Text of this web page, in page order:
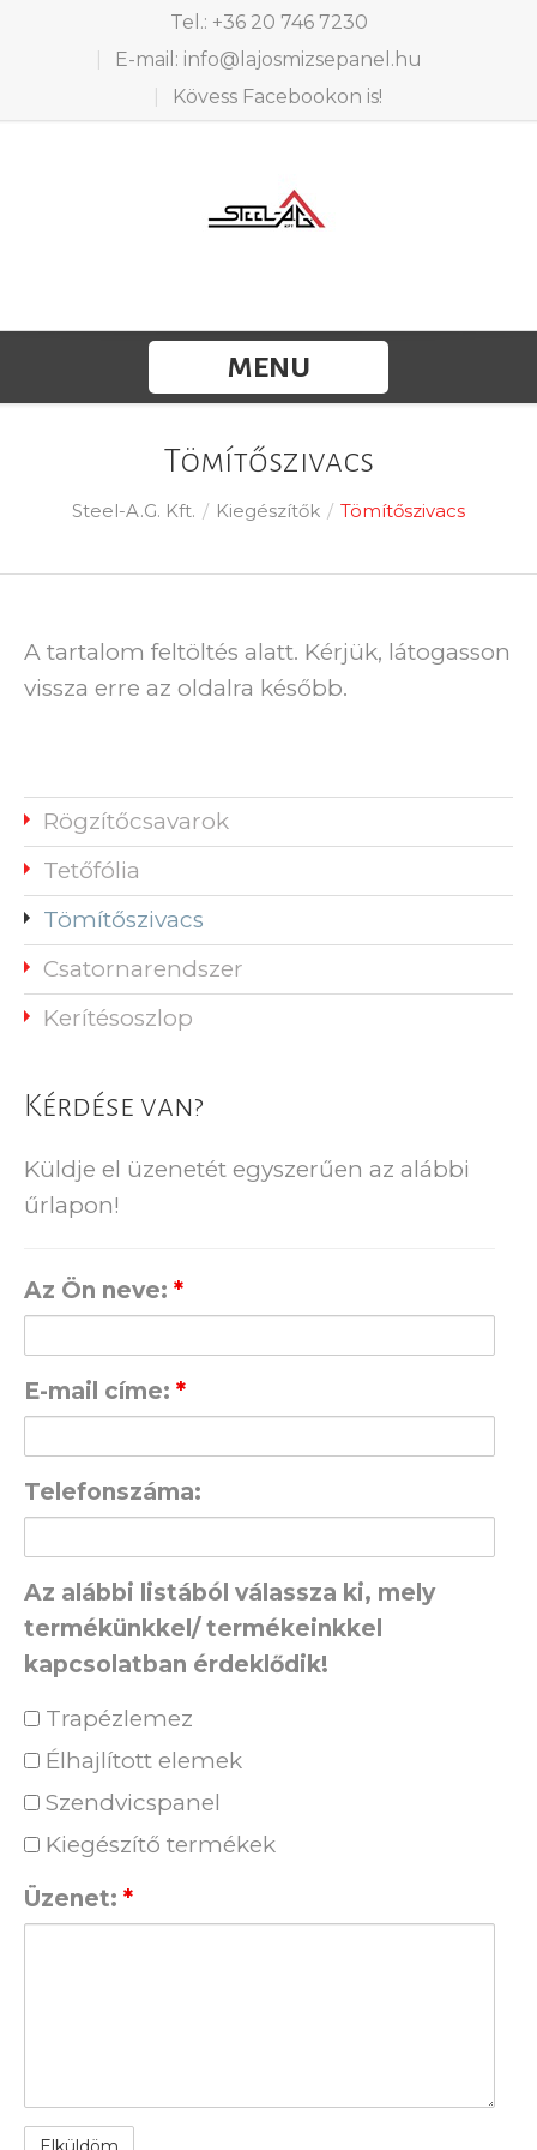
Tel.: +36 20 746 7230
E-mail: info@lajosmizsepanel.hu
Kövess Facebookon is!
MENU
Tömítőszivacs
Steel-A.G. Kft. / Kiegészítők / Tömítőszivacs
A tartalom feltöltés alatt. Kérjük, látogasson
vissza erre az oldalra később.
Rögzítőcsavarok
Tetőfólia
Tömítőszivacs
Csatornarendszer
Kerítésoszlop
Kérdése van?
Küldje el üzenetét egyszerűen az alábbi
űrlapon!
Az Ön neve: *
E-mail címe: *
Telefonszáma:
Az alábbi listából válassza ki, mely
termékünkkel/ termékeinkkel
kapcsolatban érdeklődik!
Trapézlemez
Élhajlított elemek
Szendvicspanel
Kiegészítő termékek
Üzenet: *